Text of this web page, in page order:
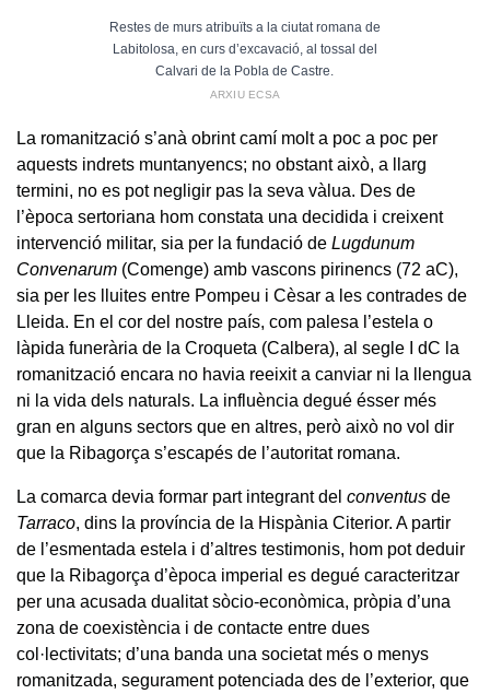
Restes de murs atribuïts a la ciutat romana de
Labitolosa, en curs d’excavació, al tossal del
Calvari de la Pobla de Castre.
ARXIU ECSA
La romanització s’anà obrint camí molt a poc a poc per
aquests indrets muntanyencs; no obstant això, a llarg
termini, no es pot negligir pas la seva vàlua. Des de
l’època sertoriana hom constata una decidida i creixent
intervenció militar, sia per la fundació de Lugdunum
Convenarum (Comenge) amb vascons pirinencs (72 aC),
sia per les lluites entre Pompeu i Cèsar a les contrades de
Lleida. En el cor del nostre país, com palesa l’estela o
làpida funerària de la Croqueta (Calbera), al segle I dC la
romanització encara no havia reeixit a canviar ni la llengua
ni la vida dels naturals. La influència degué ésser més
gran en alguns sectors que en altres, però això no vol dir
que la Ribagorça s’escapés de l’autoritat romana.
La comarca devia formar part integrant del conventus de
Tarraco, dins la província de la Hispània Citerior. A partir
de l’esmentada estela i d’altres testimonis, hom pot deduir
que la Ribagorça d’època imperial es degué caracteritzar
per una acusada dualitat sòcio-econòmica, pròpia d’una
zona de coexistència i de contacte entre dues
col·lectivitats; d’una banda una societat més o menys
romanitzada, segurament potenciada des de l’exterior, que